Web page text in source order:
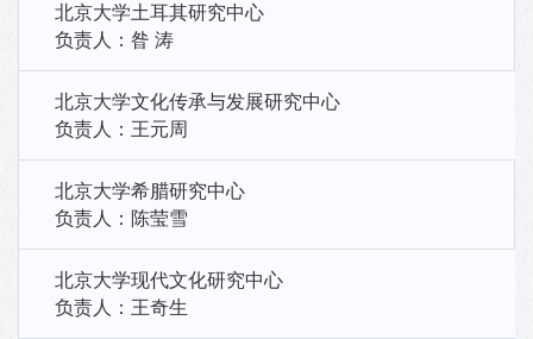
北京大学土耳其研究中心
负责人：昝 涛
北京大学文化传承与发展研究中心
负责人：王元周
北京大学希腊研究中心
负责人：陈莹雪
北京大学现代文化研究中心
负责人：王奇生